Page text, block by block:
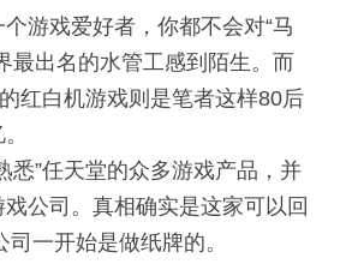
游戏爱好者，你都不会对“马
最出名的水管工感到陌生。而
红白机游戏则是笔者这样80后
悉”任天堂的众多游戏产品，并
公司。真相确实是这家可以回
一开始是做纸牌的。